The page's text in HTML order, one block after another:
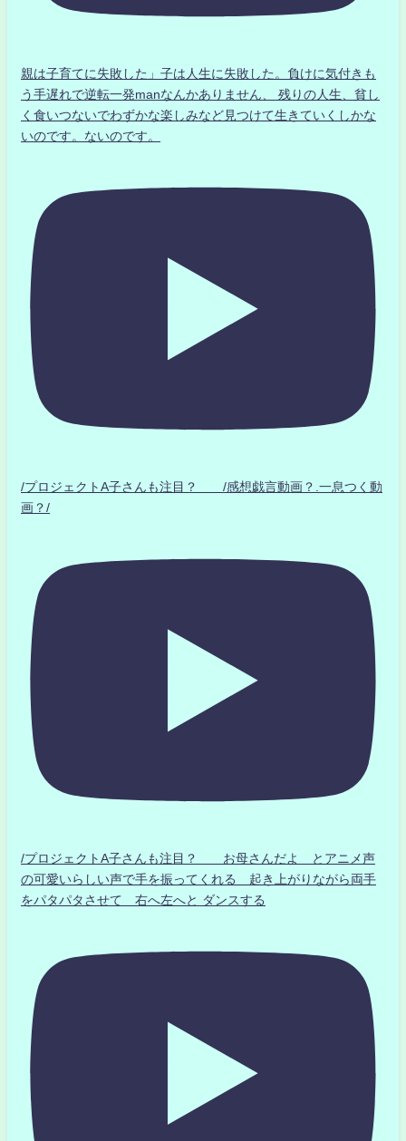
親は子育てに失敗した」子は人生に失敗した。負けに気付きも
う手遅れで逆転一発manなんかありません、 残りの人生、貧し
く食いつないでわずかな楽しみなど見つけて生きていくしかな
いのです。ないのです。
/プロジェクトA子さんも注目？ /感想戯言動画？.一息つく動
画？/
/プロジェクトA子さんも注目？ お母さんだよ とアニメ声
の可愛いらしい声で手を振ってくれる 起き上がりながら両手
をパタパタさせて 右へ左へと ダンスする